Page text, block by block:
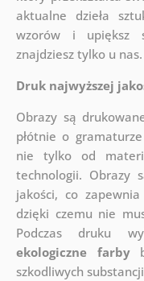
aktualne dzieła
wzorów i upiększ
znajdziesz tylko u nas.
Druk najwyższej
Obrazy są
płótnie o gramaturze
nie tylko od
technologii. Obrazy
jakości, co zapewnia
dzięki czemu nie
Podczas druku
ekologiczne farby
szkodliwych